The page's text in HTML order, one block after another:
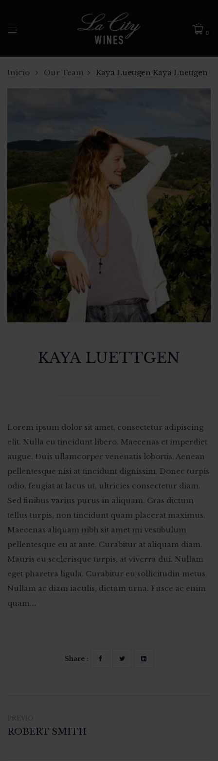
0
Inicio Our Team Kaya Luettgen Kaya Luettgen
KAYA LUETTGEN
Lorem ipsum dolor sit amet, consectetur adipiscing
elit. Nulla eu tincidunt libero. Maecenas et imperdiet
augue. Duis ullamcorper venenatis lobortis. Aenean
pellentesque nisi at tincidunt dignissim. Donec turpis
odio, feugiat at lacus ut, ultricies consectetur diam.
Sed finibus varius purus in aliquam. Cras dictum
tellus turpis, non tincidunt quam placerat maximus.
Maecenas aliquam nibh sit amet mi vestibulum
pellentesque eu at ante. Curabitur at aliquam diam.
Mauris eu scelerisque turpis, at viverra dui. Nullam
eget pharetra ligula. Curabitur eu sollicitudin metus.
Nullam ac diam iaculis, dictum urna. Fusce ac enim
quam….
Share :
PREVIO
ROBERT SMITH